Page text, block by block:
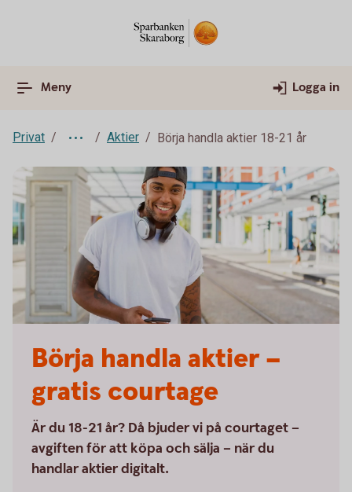
Meny Logga in
Privat Aktier Börja handla aktier 18-21 år
Börja handla aktier –
gratis courtage
Är du 18-21 år? Då bjuder vi på courtaget –
avgiften för att köpa och sälja – när du
handlar aktier digitalt.